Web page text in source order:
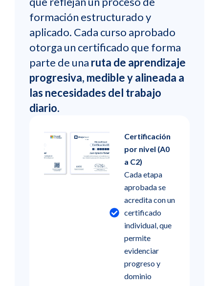
formación estructurado y
aplicado. Cada curso aprobado
otorga un certificado que forma
parte de una ruta de aprendizaje
progresiva, medible y alineada a
las necesidades del trabajo
diario.
Certificación
por nivel (A0
a C2)
Cada etapa
aprobada se
acredita con un
certificado
individual, que
permite
evidenciar
progreso y
dominio